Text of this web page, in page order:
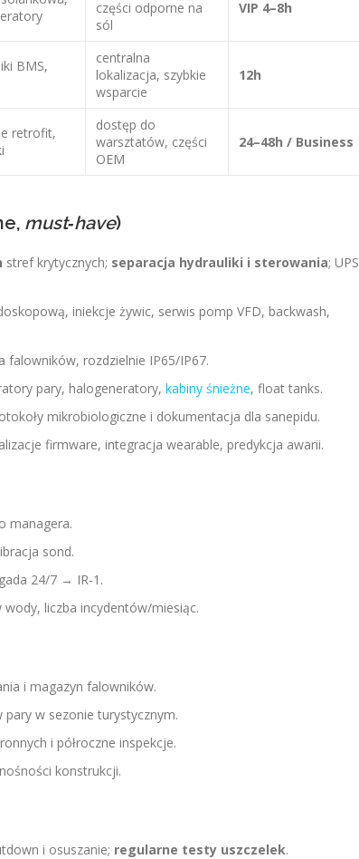
części odporne na
sól
VIP 4–8h
BMS,
centralna
lokalizacja, szybkie
wsparcie
12h
retrofit,
dostęp do
warsztatów, części
OEM
24–48h / Business
must‑have)
stref krytycznych; separacja hydrauliki i sterowania; UPS
iniekcje żywic, serwis pomp VFD, backwash,
falowników, rozdzielnie IP65/IP67.
pary, halogeneratory, kabiny śnieżne, float tanks.
mikrobiologiczne i dokumentacja dla sanepidu.
firmware, integracja wearable, predykcja awarii.
managera.
sond.
24/7 → IR‑1.
liczba incydentów/miesiąc.
i magazyn falowników.
w sezonie turystycznym.
i półroczne inspekcje.
konstrukcji.
i osuszanie; regularne testy uszczelek.